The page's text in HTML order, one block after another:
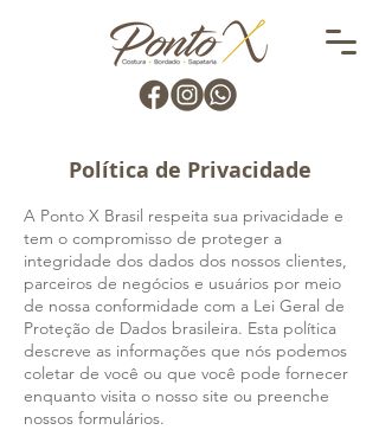
Política de Privacidade
A Ponto X Brasil respeita sua privacidade e
tem o compromisso de proteger a
integridade dos dados dos nossos clientes,
parceiros de negócios e usuários por meio
de nossa conformidade com a Lei Geral de
Proteção de Dados brasileira. Esta política
descreve as informações que nós podemos
coletar de você ou que você pode fornecer
enquanto visita o nosso site ou preenche
nossos formulários.